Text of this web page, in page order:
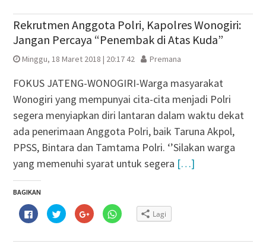
Rekrutmen Anggota Polri, Kapolres Wonogiri:
Jangan Percaya “Penembak di Atas Kuda”
Minggu, 18 Maret 2018 | 20:17 42 Premana
FOKUS JATENG-WONOGIRI-Warga masyarakat
Wonogiri yang mempunyai cita-cita menjadi Polri
segera menyiapkan diri lantaran dalam waktu dekat
ada penerimaan Anggota Polri, baik Taruna Akpol,
PPSS, Bintara dan Tamtama Polri. ‘’Silakan warga
yang memenuhi syarat untuk segera […]
BAGIKAN
Klik
untuk
membagikan
Facebook(Membuka
Klik
untuk
berbagi
Twitter(Membuka
Klik
untuk
berbagi
Google+
Klik
untuk
WhatsApp(Membuka
Lagi